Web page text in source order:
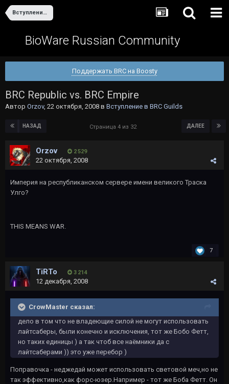
Вступление в BRC Guilds
BioWare Russian Community
Поддержать BRC на Boosty
BRC Republic vs. BRC Empire
Автор Orzov, 22 октября, 2008 в Вступление в BRC Guilds
НАЗАД ДАЛЕЕ
Страница 4 из 32
Orzov 2 529
22 октября, 2008
Империя на республиканском сервере имени великого Траска
Улго?
THIS MEANS WAR.
7
TiRTo 3 214
12 декабря, 2008
CrowMaster сказал:
дело в том что не владеющие силой не могут использовать
лайтсаберы, были конечно и исключения, тот же Бобо Фетт,
но таких единицы ) а так чтоб все наёмники да с
лайтсаберами )) это уже перебор )
Поправочка - неджедай может использовать световой меч,но не
так эффективно,как форс-юзер.Например - тот же Боба Фетт. Он